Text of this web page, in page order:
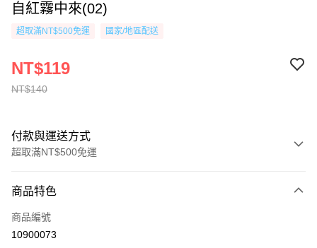
自紅霧中來(02)
超取滿NT$500免運 國家/地區配送
NT$140
NT$119
付款與運送方式
超取滿NT$500免運
信用卡一次付款
超商取貨付款
商品特色
商品編號
10900073